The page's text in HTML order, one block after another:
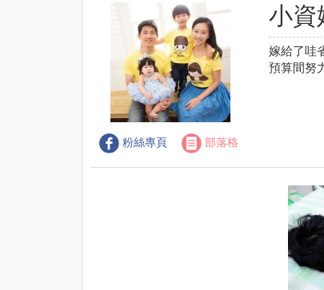
粉絲專頁 部落格
小資
嫁給了哇
預算間努